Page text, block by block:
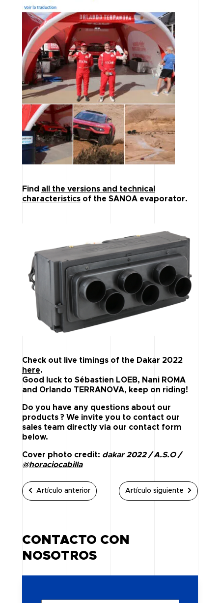
Find all the versions and technical
characteristicsof the SANOA evaporator.
Check out live timings of the Dakar 2022
here.
Good luck to Sébastien LOEB, Nani ROMA
and Orlando TERRANOVA, keep on riding!
Do you have any questions about our
products ? We invite you to contact our
sales team directly via our contact form
below.
Cover photo credit: dakar 2022 / A.S.O /
@horaciocabilla
Artículo anterior Artículo siguiente
CONTACTO CON
NOSOTROS